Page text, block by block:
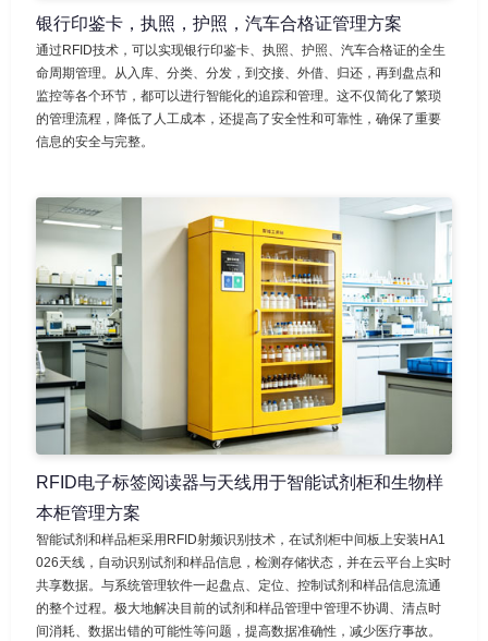
银行印鉴卡，执照，护照，汽车合格证管理方案
通过RFID技术，可以实现银行印鉴卡、执照、护照、汽车合格证的全生
命周期管理。从入库、分类、分发，到交接、外借、归还，再到盘点和
监控等各个环节，都可以进行智能化的追踪和管理。这不仅简化了繁琐
的管理流程，降低了人工成本，还提高了安全性和可靠性，确保了重要
信息的安全与完整。
RFID电子标签阅读器与天线用于智能试剂柜和生物样
本柜管理方案
智能试剂和样品柜采用RFID射频识别技术，在试剂柜中间板上安装HA1
026天线，自动识别试剂和样品信息，检测存储状态，并在云平台上实时
共享数据。与系统管理软件一起盘点、定位、控制试剂和样品信息流通
的整个过程。极大地解决目前的试剂和样品管理中管理不协调、清点时
间消耗、数据出错的可能性等问题，提高数据准确性，减少医疗事故。